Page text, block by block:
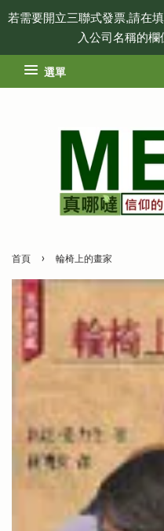
若需要開立三聯式發票,請在
入公司名稱的欄
選單
首頁 › 輪椅上的畫家